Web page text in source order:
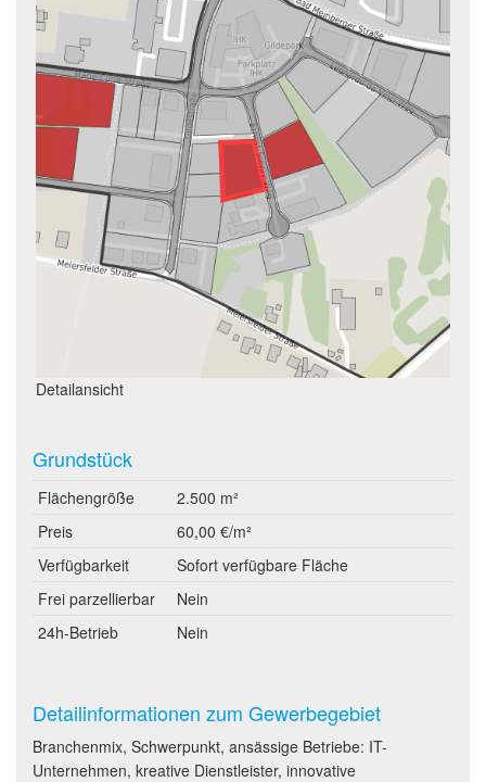
Detailansicht
Grundstück
Flächengröße
2.500 m²
Preis
60,00 €/m²
Verfügbarkeit
Sofort verfügbare Fläche
Frei parzellierbar
Nein
24h-Betrieb
Nein
Detailinformationen zum Gewerbegebiet
Branchenmix, Schwerpunkt, ansässige Betriebe: IT-
Unternehmen, kreative Dienstleister, innovative